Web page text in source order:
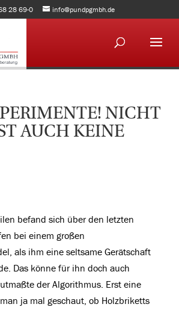
28 69-0 info@pundpgmbh.de
NICHT
AUCH KEINE
befand sich über den letzten
bei einem großen
als ihm eine seltsame Gerätschaft
Das könne für ihn doch auch
der Algorithmus. Erst eine
ja mal geschaut, ob Holzbriketts